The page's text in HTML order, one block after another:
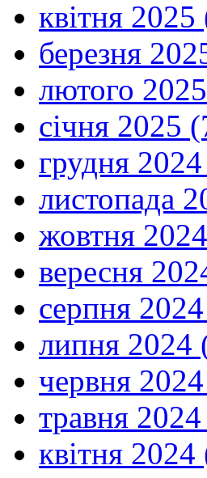
квітня
березня
лютого
січня 2025
грудня
листопада
жовтня
вересня
серпня
липня 2024
червня
травня
квітня 2024